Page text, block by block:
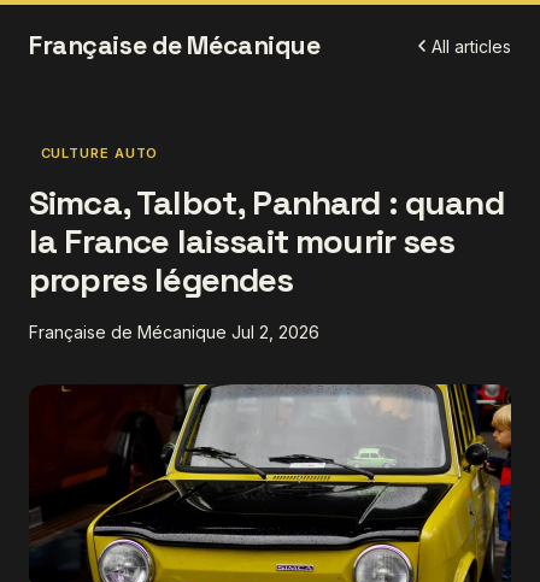
Française de Mécanique All articles
CULTURE AUTO
Simca, Talbot, Panhard : quand
la France laissait mourir ses
propres légendes
Française de Mécanique Jul 2, 2026